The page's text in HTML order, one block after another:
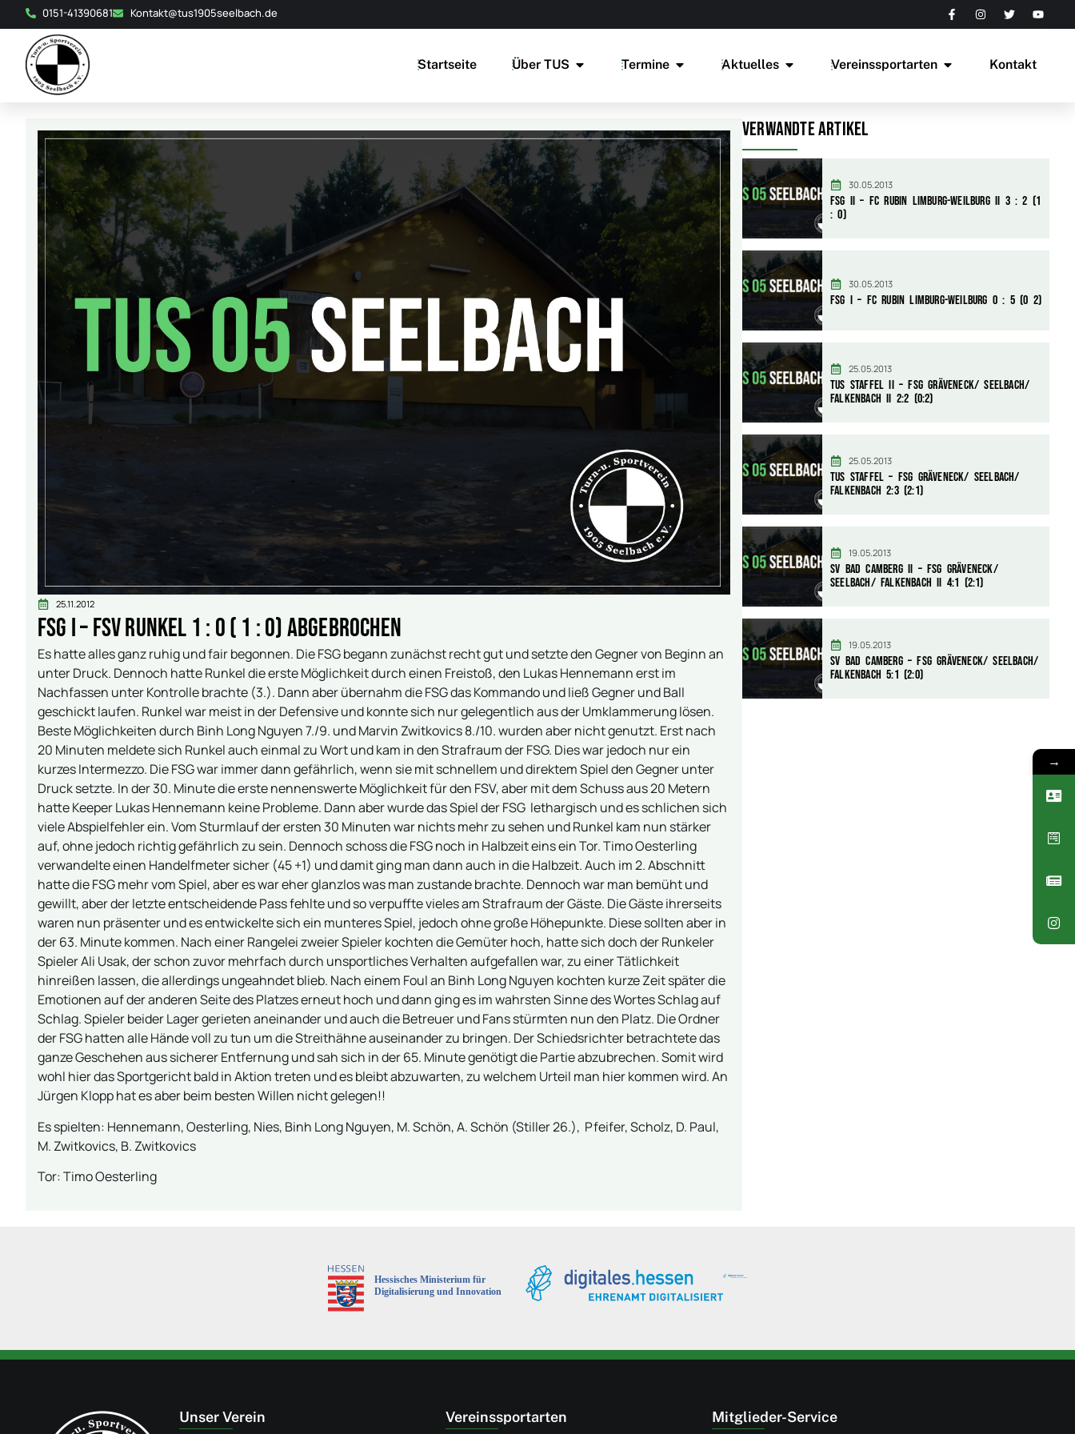
0151-41390681 Kontakt@tus1905seelbach.de
Startseite Über TUS Termine Aktuelles Vereinssportarten Kontakt
25.11.2012
FSG I – FSV Runkel 1 : 0 ( 1 : 0) abgebrochen
Es hatte alles ganz ruhig und fair begonnen. Die FSG begann zunächst recht gut und setzte den Gegner von Beginn an
unter Druck. Dennoch hatte Runkel die erste Möglichkeit durch einen Freistoß, den Lukas Hennemann erst im
Nachfassen unter Kontrolle brachte (3.). Dann aber übernahm die FSG das Kommando und ließ Gegner und Ball
geschickt laufen. Runkel war meist in der Defensive und konnte sich nur gelegentlich aus der Umklammerung lösen.
Beste Möglichkeiten durch Binh Long Nguyen 7./9. und Marvin Zwitkovics 8./10. wurden aber nicht genutzt. Erst nach
20 Minuten meldete sich Runkel auch einmal zu Wort und kam in den Strafraum der FSG. Dies war jedoch nur ein
kurzes Intermezzo. Die FSG war immer dann gefährlich, wenn sie mit schnellem und direktem Spiel den Gegner unter
Druck setzte. In der 30. Minute die erste nennenswerte Möglichkeit für den FSV, aber mit dem Schuss aus 20 Metern
hatte Keeper Lukas Hennemann keine Probleme. Dann aber wurde das Spiel der FSG lethargisch und es schlichen sich
viele Abspielfehler ein. Vom Sturmlauf der ersten 30 Minuten war nichts mehr zu sehen und Runkel kam nun stärker
auf, ohne jedoch richtig gefährlich zu sein. Dennoch schoss die FSG noch in Halbzeit eins ein Tor. Timo Oesterling
verwandelte einen Handelfmeter sicher (45 +1) und damit ging man dann auch in die Halbzeit. Auch im 2. Abschnitt
hatte die FSG mehr vom Spiel, aber es war eher glanzlos was man zustande brachte. Dennoch war man bemüht und
gewillt, aber der letzte entscheidende Pass fehlte und so verpuffte vieles am Strafraum der Gäste. Die Gäste ihrerseits
waren nun präsenter und es entwickelte sich ein munteres Spiel, jedoch ohne große Höhepunkte. Diese sollten aber in
der 63. Minute kommen. Nach einer Rangelei zweier Spieler kochten die Gemüter hoch, hatte sich doch der Runkeler
Spieler Ali Usak, der schon zuvor mehrfach durch unsportliches Verhalten aufgefallen war, zu einer Tätlichkeit
hinreißen lassen, die allerdings ungeahndet blieb. Nach einem Foul an Binh Long Nguyen kochten kurze Zeit später die
Emotionen auf der anderen Seite des Platzes erneut hoch und dann ging es im wahrsten Sinne des Wortes Schlag auf
Schlag. Spieler beider Lager gerieten aneinander und auch die Betreuer und Fans stürmten nun den Platz. Die Ordner
der FSG hatten alle Hände voll zu tun um die Streithähne auseinander zu bringen. Der Schiedsrichter betrachtete das
ganze Geschehen aus sicherer Entfernung und sah sich in der 65. Minute genötigt die Partie abzubrechen. Somit wird
wohl hier das Sportgericht bald in Aktion treten und es bleibt abzuwarten, zu welchem Urteil man hier kommen wird. An
Jürgen Klopp hat es aber beim besten Willen nicht gelegen!!
Es spielten: Hennemann, Oesterling, Nies, Binh Long Nguyen, M. Schön, A. Schön (Stiller 26.), Pfeifer, Scholz, D. Paul,
M. Zwitkovics, B. Zwitkovics
Tor: Timo Oesterling
Verwandte Artikel
30.05.2013
FSG II – FC Rubin Limburg-Weilburg II 3 : 2 (1
: 0)
30.05.2013
FSG I – FC Rubin Limburg-Weilburg 0 : 5 (0 2)
25.05.2013
TuS Staffel II – FSG Gräveneck/ Seelbach/
Falkenbach II 2:2 (0:2)
25.05.2013
TuS Staffel – FSG Gräveneck/ Seelbach/
Falkenbach 2:3 (2:1)
19.05.2013
SV Bad Camberg II – FSG Gräveneck/
Seelbach/ Falkenbach II 4:1 (2:1)
19.05.2013
SV Bad Camberg – FSG Gräveneck/ Seelbach/
Falkenbach 5:1 (2:0)
Unser Verein Vereinssportarten Mitglieder-Service
→